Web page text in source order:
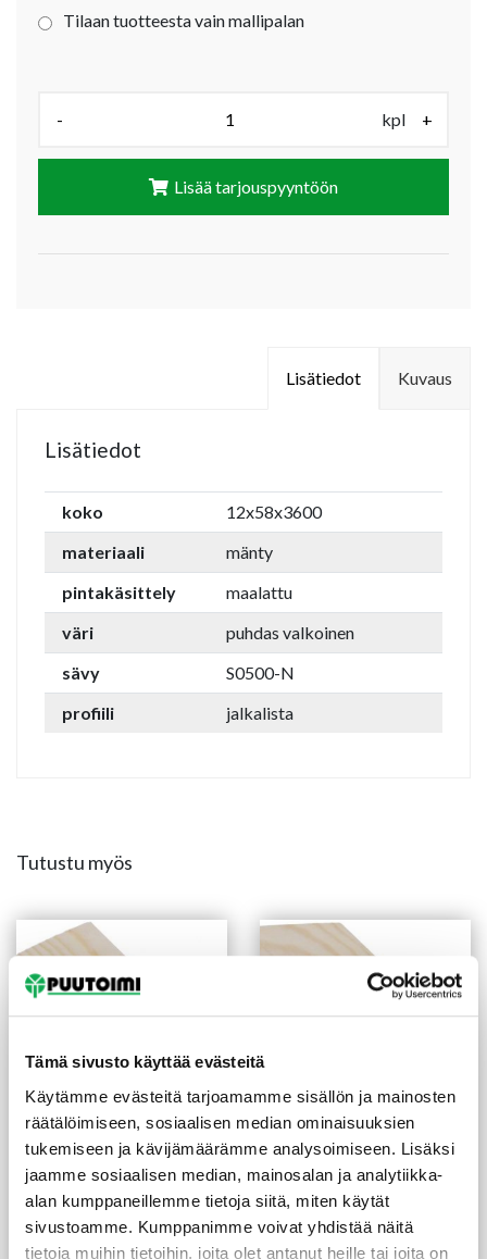
Tämä sivusto käyttää evästeitä
Käytämme evästeitä tarjoamamme sisällön ja mainosten
räätälöimiseen, sosiaalisen median ominaisuuksien
tukemiseen ja kävijämäärämme analysoimiseen. Lisäksi
jaamme sosiaalisen median, mainosalan ja analytiikka-
alan kumppaneillemme tietoja siitä, miten käytät
sivustoamme. Kumppanimme voivat yhdistää näitä
tietoja muihin tietoihin, joita olet antanut heille tai joita on
Tilaan tuotteesta vain mallipalan
- kpl +
Lisää tarjouspyyntöön
Kuvaus
Lisätiedot
Lisätiedot
koko
12x58x3600
materiaali
mänty
pintakäsittely
maalattu
väri
puhdas valkoinen
sävy
S0500-N
profiili
jalkalista
Tutustu myös
Reunalista
21X42/13X3300 mm
mänty
10,20€/kpl(3,09 €/m)
Peitelista 12X42X2200
mm mänty
4,50€/kpl(2,05 €/m)